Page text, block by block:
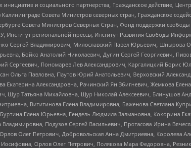
и социального партнерства, Гражданское действие,
Совета Министров северных стран, Гражданское
Совета Министров Северных Стран, Фонд поддержки
региональной прессы, Институт Развития Свободы
Сергей Владимирович, Милославский Павел Юрьевич, Шнырова
Бойко Анатолий Николаевич, Дугин Сергей Георгиевич,
Пономарев Лев Александрович, Каргалицкий Борис
Ольга Павловна, Паутов Юрий Анатольевич, Верховский
Александровна, Рачинский Ян Збигневич, Жемкова
Щур Татьяна Михайловна, Щур Николай Алексеевич, Блинушов
Вититинова Елена Владимировна, Баженова Светлана
Елена Юрьевна, Гендель Людмила Залмановна, Кокорина
Подузов Сергей Васильевич, Протасова Ирина
Олег Петрович, Добровольская Анна Дмитриевна, Королева
Орлов Олег Петрович, Полякова Мара Федоровна,